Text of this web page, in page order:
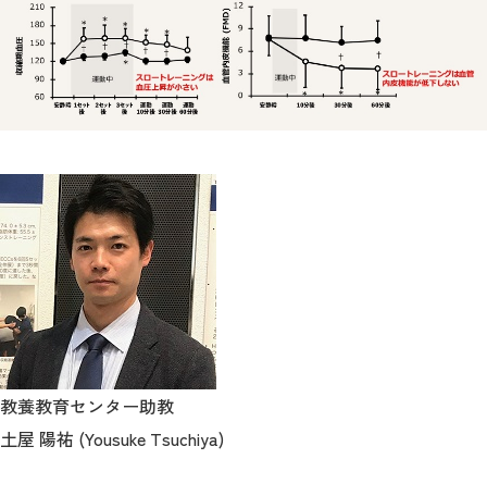
お問合わせ 取材・撮影 資料請求
教養教育センター助教
土屋 陽祐 (Yousuke Tsuchiya)